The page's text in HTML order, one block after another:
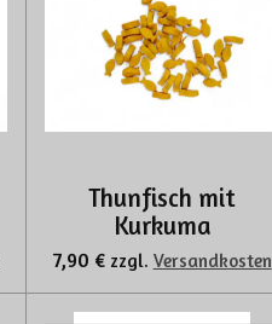
Thunfisch mit
Kurkuma
7,90 € zzgl. Versandkosten